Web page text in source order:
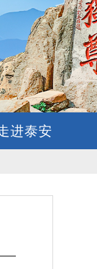
进泰安